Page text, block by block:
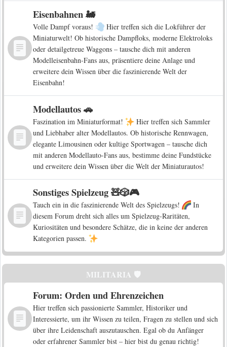
Eisenbahnen 🚂
Volle Dampf voraus!
Hier treffen sich die Lokführer der
Miniaturwelt! Ob historische Dampfloks, moderne Elektroloks
oder detailgetreue Waggons – tausche dich mit anderen
Modelleisenbahn-Fans aus, präsentiere deine Anlage und
erweitere dein Wissen über die faszinierende Welt der
Eisenbahn!
Modellautos 🚗
Faszination im Miniaturformat!
Hier treffen sich Sammler
und Liebhaber alter Modellautos. Ob historische Rennwagen,
elegante Limousinen oder kultige Sportwagen – tausche dich
mit anderen Modellauto-Fans aus, bestimme deine Fundstücke
und erweitere dein Wissen über die Welt der Miniaturautos!
Sonstiges Spielzeug 🧸🎲🎮
Tauch ein in die faszinierende Welt des Spielzeugs!
In
diesem Forum dreht sich alles um Spielzeug-Raritäten,
Kuriositäten und besondere Schätze, die in keine der anderen
Kategorien passen.
MILITARIA 🛡️
Forum: Orden und Ehrenzeichen
Hier treffen sich passionierte Sammler, Historiker und
Interessierte, um ihr Wissen zu teilen, Fragen zu stellen und sich
über ihre Leidenschaft auszutauschen. Egal ob du Anfänger
oder erfahrener Sammler bist – hier bist du genau richtig!